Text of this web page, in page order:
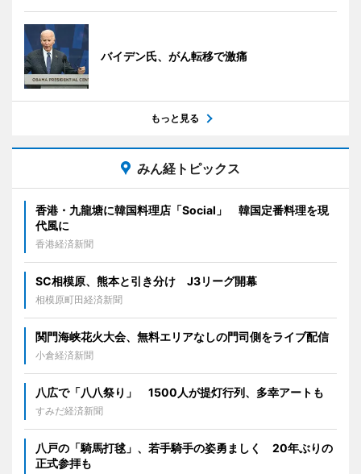
バイデン氏、がん転移で激痛
もっと見る
みん経トピックス
香港・九龍塘に韓国料理店「Social」 韓国定番料理を現
代風に
香港経済新聞
SC相模原、熊本と引き分け J3リーグ開幕
相模原町田経済新聞
関門海峡花火大会、無料エリアなしの門司側をライブ配信
小倉経済新聞
八広で「八八祭り」 1500人が提灯行列、多幸アートも
すみだ経済新聞
八戸の「騎馬打毬」、若手騎手の姿勇ましく 20年ぶりの
正式参拝も